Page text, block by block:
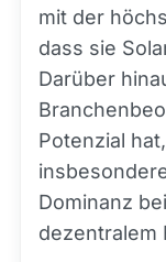
mit der
dass sie
Darüber
Potenzial
Dominanz
dezentralem